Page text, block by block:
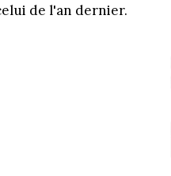
de l'an dernier.